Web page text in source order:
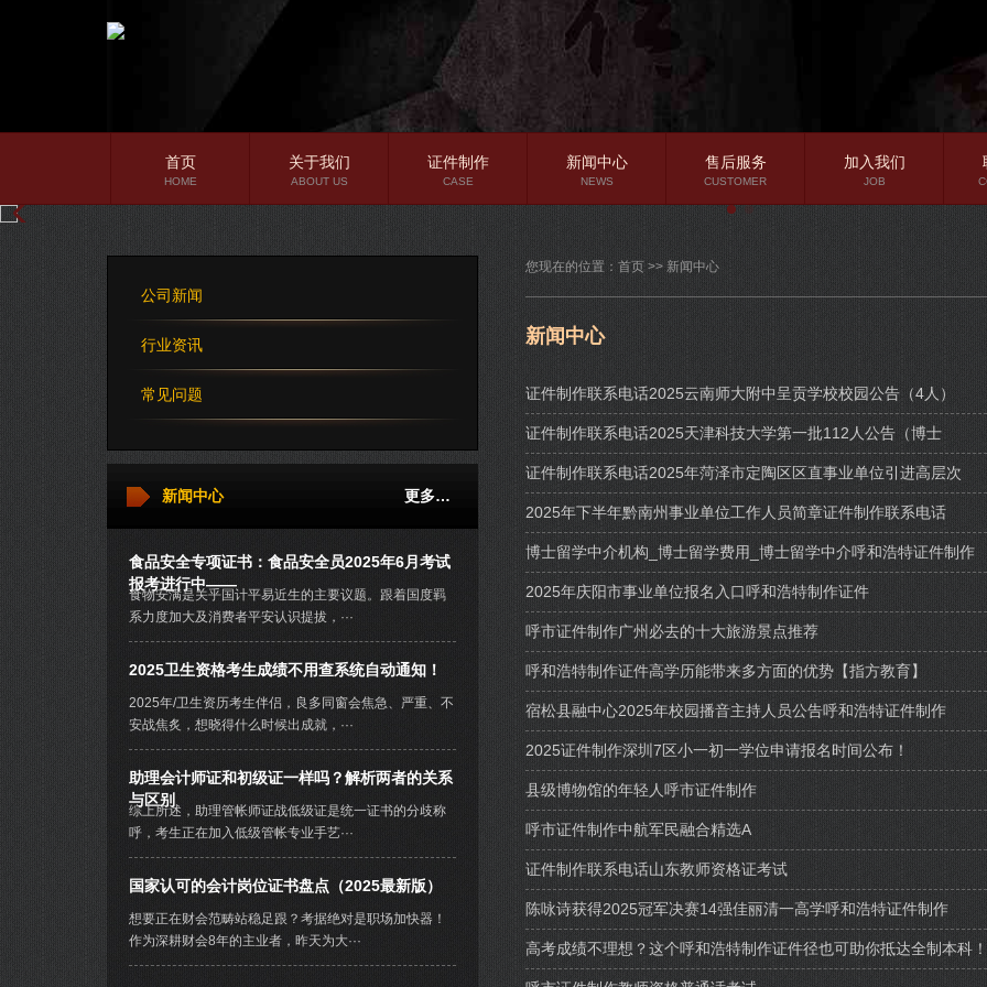
行业资讯
常见问题
首页
HOME
关于我们
ABOUT US
证件制作
CASE
新闻中心
NEWS
售后服务
CUSTOMER
加入我们
JOB
公司新闻
行业资讯
常见问题
更多…
新闻中心
食品安全专项证书：食品安全员2025年6月考试
报考进行中——
食物安满是关乎国计平易近生的主要议题。跟着国度羁
系力度加大及消费者平安认识提拔，···
2025卫生资格考生成绩不用查系统自动通知！
2025年/卫生资历考生伴侣，良多同窗会焦急、严重、不
安战焦炙，想晓得什么时候出成就，···
助理会计师证和初级证一样吗？解析两者的关系
与区别
综上所述，助理管帐师证战低级证是统一证书的分歧称
呼，考生正在加入低级管帐专业手艺···
国家认可的会计岗位证书盘点（2025最新版）
想要正在财会范畴站稳足跟？考据绝对是职场加快器！
作为深耕财会8年的主业者，昨天为大···
您现在的位置： 首页 >> 新闻中心
新闻中心
证件制作联系电话2025云南师大附中呈贡学校校园公告（4人）
证件制作联系电话2025天津科技大学第一批112人公告（博士
证件制作联系电话2025年菏泽市定陶区区直事业单位引进高层次
2025年下半年黔南州事业单位工作人员简章证件制作联系电话
博士留学中介机构_博士留学费用_博士留学中介呼和浩特证件制作
2025年庆阳市事业单位报名入口呼和浩特制作证件
呼市证件制作广州必去的十大旅游景点推荐
呼和浩特制作证件高学历能带来多方面的优势【指方教育】
宿松县融中心2025年校园播音主持人员公告呼和浩特证件制作
2025证件制作深圳7区小一初一学位申请报名时间公布！
县级博物馆的年轻人呼市证件制作
呼市证件制作中航军民融合精选A
证件制作联系电话山东教师资格证考试
陈咏诗获得2025冠军决赛14强佳丽清一高学呼和浩特证件制作
高考成绩不理想？这个呼和浩特制作证件径也可助你抵达全制本科！